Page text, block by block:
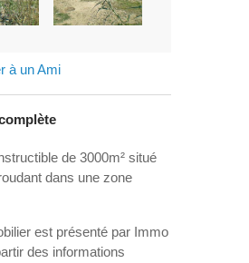
à un Ami
de 3000m² situé
dans une zone
est présenté par Immo
des informations